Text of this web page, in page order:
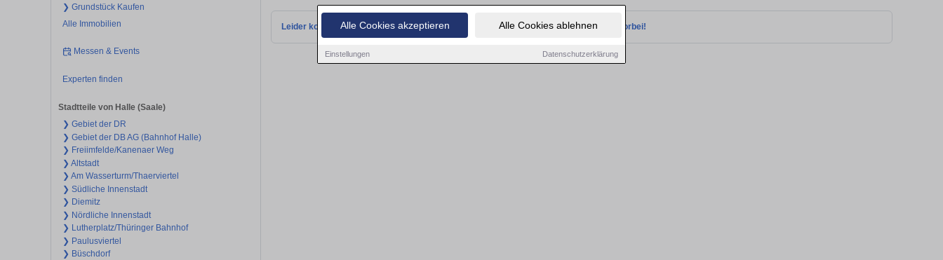
Alle Cookies akzeptieren Alle Cookies ablehnen
Einstellungen Datenschutzerklärung
❯ Grundstück Kaufen
Alle Immobilien
Messen & Events
Experten finden
Stadtteile von Halle (Saale)
❯ Gebiet der DR
❯ Gebiet der DB AG (Bahnhof Halle)
❯ Freiimfelde/Kanenaer Weg
❯ Altstadt
❯ Am Wasserturm/Thaerviertel
❯ Südliche Innenstadt
❯ Diemitz
❯ Nördliche Innenstadt
❯ Lutherplatz/Thüringer Bahnhof
❯ Paulusviertel
❯ Büschdorf
Leider konnten wir derzeit keine passenden Objekte finden. Schauen Sie bald wieder vorbei!